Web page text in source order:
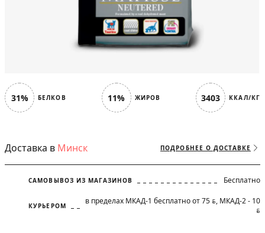
31% БЕЛКОВ 11% ЖИРОВ 3403 ККАЛ/КГ
Доставка в Минск ПОДРОБНЕЕ О ДОСТАВКЕ
САМОВЫВОЗ ИЗ МАГАЗИНОВ Бесплатно
КУРЬЕРОМ в пределах МКАД-1 бесплатно от 75 BYN, МКАД-2 - 10
BYN